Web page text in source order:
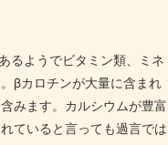
るようでビタミン類、ミネ
βカロチンが大量に含まれ
みます。カルシウムが豊富
ていると言っても過言では